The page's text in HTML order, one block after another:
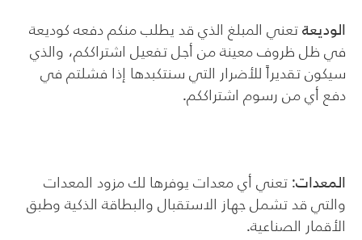
الوديعةتعني المبلغ الذي قد يطلب منكم دفعه كوديعة
في ظل ظروف معينة من أجل تفعيل اشتراككم، والذي
سيكون تقديراً للأضرار التي سنتكبدها إذا فشلتم في
دفع أي من رسوم اشتراككم.
المعدات: تعني أي معدات يوفرها لك مزود المعدات
والتي قد تشمل جهاز الاستقبال والبطاقة الذكية وطبق
الأقمار الصناعية.